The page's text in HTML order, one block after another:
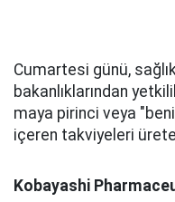
Cumartesi günü,
bakanlıklarından
maya pirinci veya
içeren takviyeleri
Kobayashi